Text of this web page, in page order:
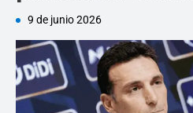
9 de junio 2026